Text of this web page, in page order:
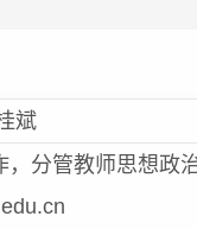
斌
分管教师思想政治